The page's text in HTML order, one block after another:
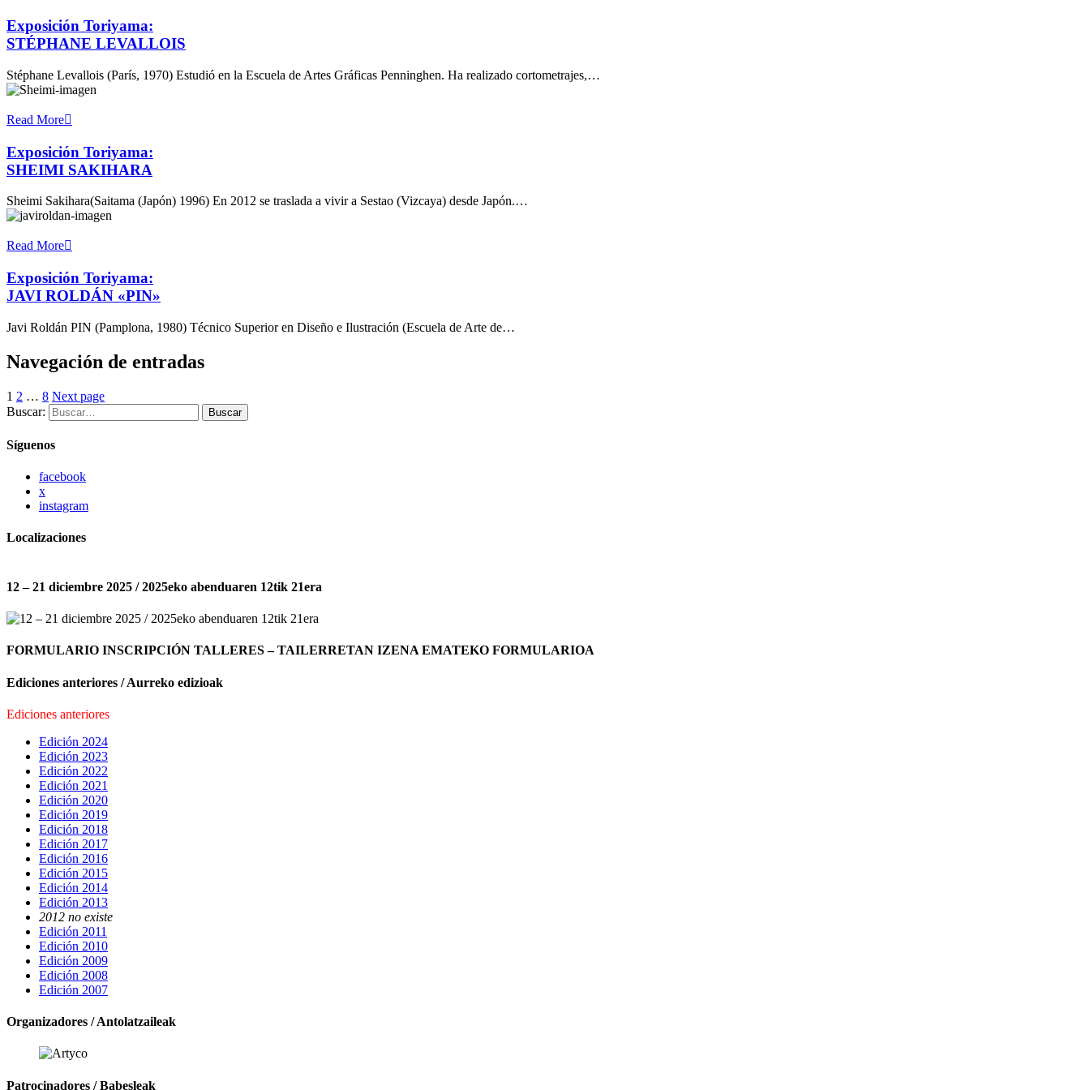
Exposición Toriyama:
STÉPHANE LEVALLOIS
Stéphane Levallois (París, 1970) Estudió en la Escuela de Artes Gráficas Penninghen. Ha realizado cortometrajes,…
Read More
Exposición Toriyama:
SHEIMI SAKIHARA
Sheimi Sakihara(Saitama (Japón) 1996) En 2012 se traslada a vivir a Sestao (Vizcaya) desde Japón.…
Read More
Exposición Toriyama:
JAVI ROLDÁN «PIN»
Javi Roldán PIN (Pamplona, 1980) Técnico Superior en Diseño e Ilustración (Escuela de Arte de…
Navegación de entradas
1 2 … 8 Next page
Buscar:
Buscar
Síguenos
facebook
x
instagram
Localizaciones
12 – 21 diciembre 2025 / 2025eko abenduaren 12tik 21era
FORMULARIO INSCRIPCIÓN TALLERES – TAILERRETAN IZENA EMATEKO FORMULARIOA
Ediciones anteriores / Aurreko edizioak
Ediciones anteriores
Edición 2024
Edición 2023
Edición 2022
Edición 2021
Edición 2020
Edición 2019
Edición 2018
Edición 2017
Edición 2016
Edición 2015
Edición 2014
Edición 2013
2012 no existe
Edición 2011
Edición 2010
Edición 2009
Edición 2008
Edición 2007
Organizadores / Antolatzaileak
Patrocinadores / Babesleak